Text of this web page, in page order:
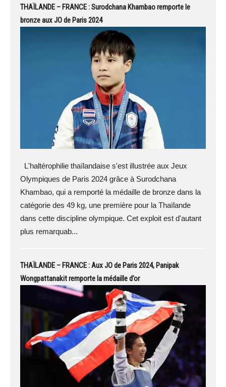
THAÏLANDE – FRANCE : Surodchana Khambao remporte le
bronze aux JO de Paris 2024
L'haltérophilie thaïlandaise s'est illustrée aux Jeux
Olympiques de Paris 2024 grâce à Surodchana
Khambao, qui a remporté la médaille de bronze dans la
catégorie des 49 kg, une première pour la Thaïlande
dans cette discipline olympique. Cet exploit est d'autant
plus remarquab...
THAÏLANDE – FRANCE : Aux JO de Paris 2024, Panipak
Wongpattanakit remporte la médaille d’or